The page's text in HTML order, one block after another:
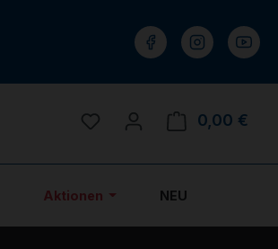
Du hast 0 Produkte auf
0,00 €
Aktionen NEU